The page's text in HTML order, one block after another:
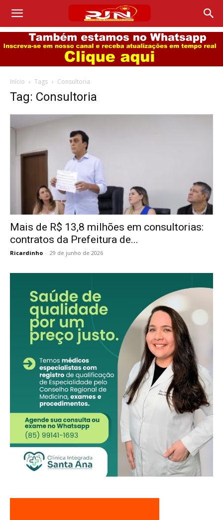
Início Tags Consultoria
Tag: Consultoria
Mais de R$ 13,8 milhões em consultorias:
contratos da Prefeitura de...
Ricardinho - 29 de junho de 2026